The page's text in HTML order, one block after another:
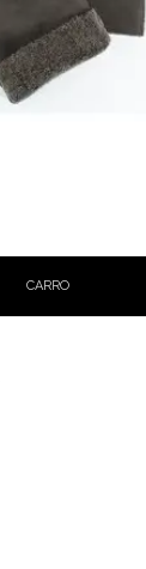
CARRO